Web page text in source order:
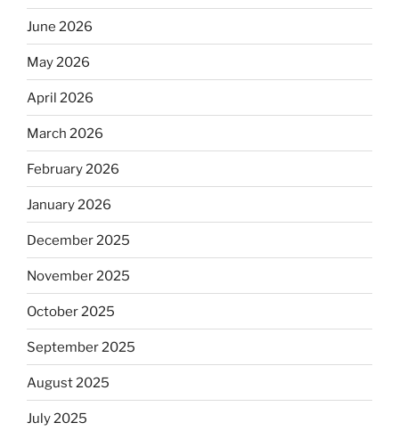
June 2026
May 2026
April 2026
March 2026
February 2026
January 2026
December 2025
November 2025
October 2025
September 2025
August 2025
July 2025